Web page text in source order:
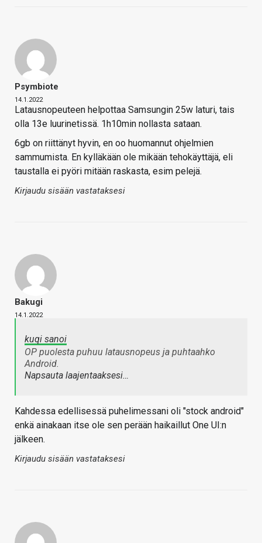
Psymbiote
14.1.2022
Latausnopeuteen helpottaa Samsungin 25w laturi, tais
olla 13e luurinetissä. 1h10min nollasta sataan.
6gb on riittänyt hyvin, en oo huomannut ohjelmien
sammumista. En kylläkään ole mikään tehokäyttäjä, eli
taustalla ei pyöri mitään raskasta, esim pelejä.
Kirjaudu sisään vastataksesi
Bakugi
14.1.2022
kuqi sanoi
OP puolesta puhuu latausnopeus ja puhtaahko
Android.
Napsauta laajentaaksesi…
Kahdessa edellisessä puhelimessani oli "stock android"
enkä ainakaan itse ole sen perään haikaillut One UI:n
jälkeen.
Kirjaudu sisään vastataksesi